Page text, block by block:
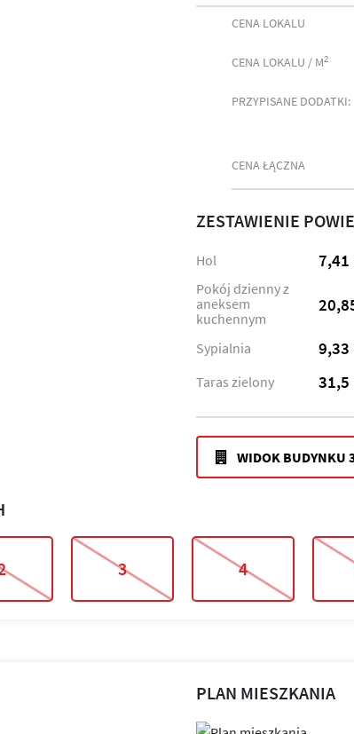
CENA LOKALU
CENA LOKALU / M2
PRZYPISANE DODATKI:
CENA ŁĄCZNA
ZESTAWIENIE
Hol 7,41
Pokój dzienny z
aneksem
kuchennym
Sypialnia 9,33
Taras zielony 31,5
WIDOK BUDYNKU
3 4
PLAN MIESZKANIA